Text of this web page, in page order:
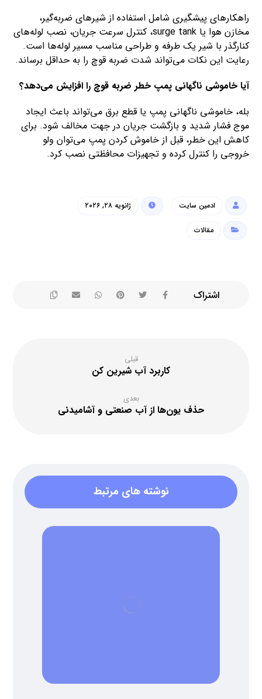
راهکارهای پیشگیری شامل استفاده از شیرهای ضربه‌گیر،
مخازن هوا یا surge tank، کنترل سرعت جریان، نصب لوله‌های
کنارگذر با شیر یک طرفه و طراحی مناسب مسیر لوله‌ها است.
رعایت این نکات می‌تواند شدت ضربه قوچ را به حداقل برساند.
آیا خاموشی ناگهانی پمپ خطر ضربه قوچ را افزایش می‌دهد؟
بله، خاموشی ناگهانی پمپ یا قطع برق می‌تواند باعث ایجاد
موج فشار شدید و بازگشت جریان در جهت مخالف شود. برای
کاهش این خطر، قبل از خاموش کردن پمپ می‌توان ولو
خروجی را کنترل کرده و تجهیزات محافظتی نصب کرد.
ادمین سایت ژانویه ۲۸, ۲۰۲۶
مقالات
قبلی
کاربرد آب شیرین کن
بعدی
حذف یون‌ها از آب صنعتی و آشامیدنی
نوشته های مرتبط